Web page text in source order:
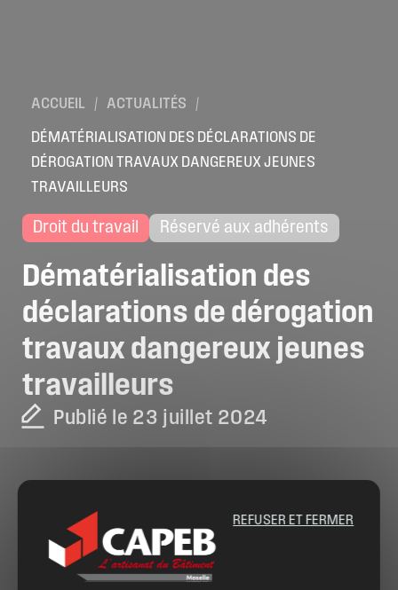
ACCUEIL / ACTUALITÉS
/
DÉMATÉRIALISATION DES DÉCLARATIONS DE
DÉROGATION TRAVAUX DANGEREUX JEUNES
TRAVAILLEURS
Droit du travail Réservé aux adhérents
Dématérialisation des
déclarations de dérogation
travaux dangereux jeunes
travailleurs
Publié le 23 juillet 2024
REFUSER ET FERMER